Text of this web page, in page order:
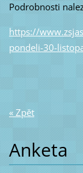
Podrobnosti
https://
pondeli-30-
« Zpět
Anketa